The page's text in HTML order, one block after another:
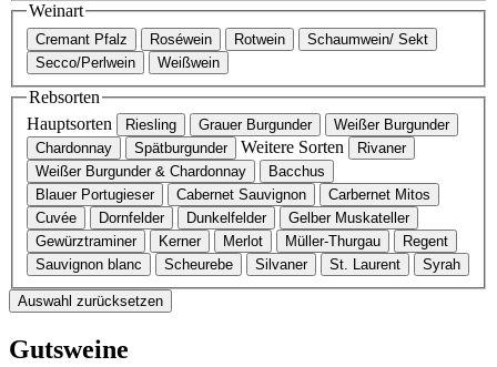
Weinart
Cremant Pfalz Roséwein Rotwein
Schaumwein/ Sekt
Secco/Perlwein
Weißwein
Rebsorten
Hauptsorten
Riesling Grauer Burgunder
Weißer Burgunder
Chardonnay
Spätburgunder Weitere Sorten
Rivaner
Weißer Burgunder & Chardonnay
Bacchus
Blauer Portugieser
Cabernet Sauvignon
Carbernet Mitos
Cuvée
Dornfelder Dunkelfelder
Gelber Muskateller
Gewürztraminer
Kerner Merlot Müller-Thurgau
Regent
Sauvignon blanc
Scheurebe Silvaner St. Laurent Syrah
Auswahl zurücksetzen
Gutsweine